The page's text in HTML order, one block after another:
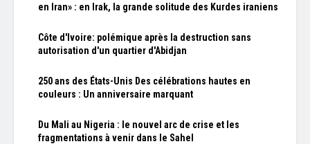
en Iran» : en Irak, la grande solitude des Kurdes iraniens
Côte d'Ivoire: polémique après la destruction sans
autorisation d'un quartier d'Abidjan
250 ans des États-Unis Des célébrations hautes en
couleurs : Un anniversaire marquant
Du Mali au Nigeria : le nouvel arc de crise et les
fragmentations à venir dans le Sahel